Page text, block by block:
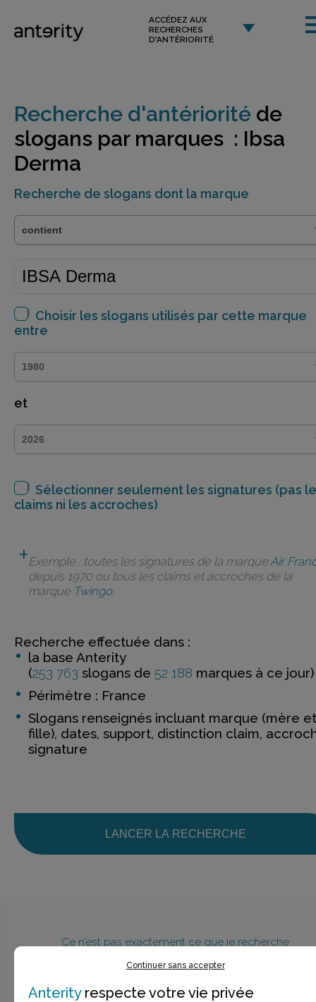
ACCÉDEZ AUX
RECHERCHES
D'ANTÉRIORITÉ
Recherche d'antériorité de
slogans par marques : Ibsa
Derma
Recherche de slogans dont la marque
Choisir les slogans utilisés par cette marque
entre
et
Sélectionner seulement les signatures (pas
claims ni les accroches)
Exemple : toutes les signatures de la marqueAir
depuis 1970 ou tous les claims et accroches de la
marque Twingo.
Recherche effectuée dans :
la base Anterity
(253 763 slogans de 52 188 marques à ce jour)
Périmètre : France
Slogans renseignés incluant marque (mère et
fille), dates, support, distinction claim,
signature
LANCER LA RECHERCHE
Ce n’est pas exactement ce que je recherche
> Voir larecherche approfondie
Continuer sans accepter
Anterityrespecte votre vie privée